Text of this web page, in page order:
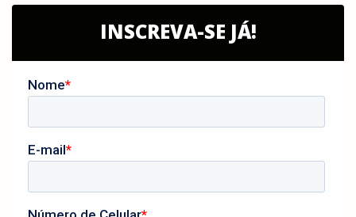
INSCREVA-SE JÁ!